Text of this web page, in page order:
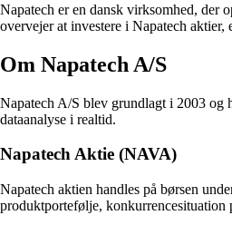
Napatech er en dansk virksomhed, der
overvejer at investere i Napatech
Om Napatech A/S
Napatech A/S blev grundlagt i 2003 og
dataanalyse i realtid.
Napatech Aktie (NAVA)
Napatech aktien handles på børsen
produktportefølje, konkurrencesituation